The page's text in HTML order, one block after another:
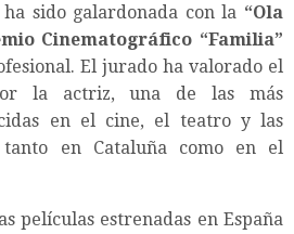
sido galardonada con la “Ola
Cinematográfico “Familia”
El jurado ha valorado el
la actriz, una de las más
en el cine, el teatro y las
en Cataluña como en el
películas estrenadas en España